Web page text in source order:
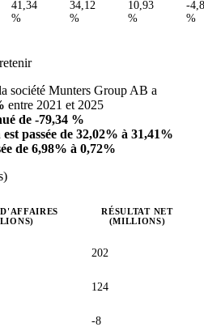
41,34
%
34,12
%
10,93
%
-
%
société Munters Group AB a
entre 2021 et 2025
de -79,34 %
est passée de 32,02% à 31,41%
de 6,98% à 0,72%
RÉSULTAT NET
(MILLIONS)
202
124
-8